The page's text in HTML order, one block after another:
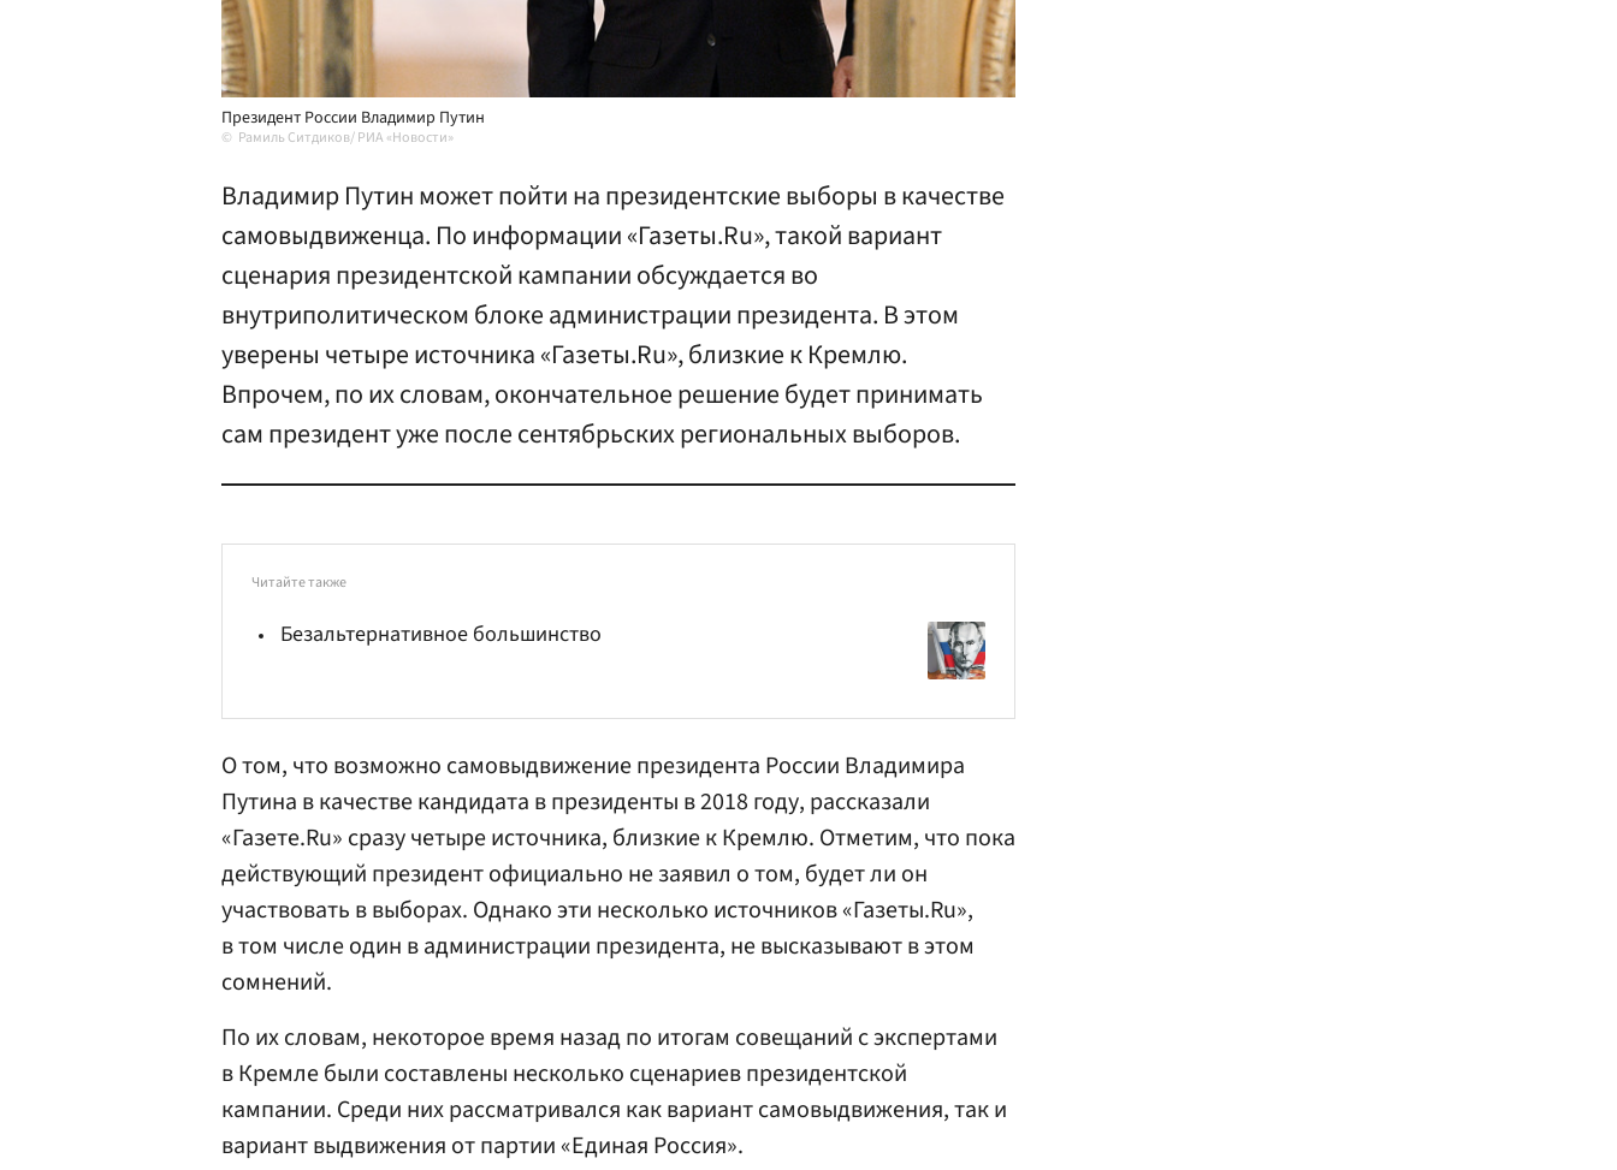
Президент России Владимир Путин
Рамиль Ситдиков/ РИА «Новости»
Владимир Путин может пойти на президентские выборы в качестве
самовыдвиженца. По информации «Газеты.Ru», такой вариант
сценария президентской кампании обсуждается во
внутриполитическом блоке администрации президента. В этом
уверены четыре источника «Газеты.Ru», близкие к Кремлю.
Впрочем, по их словам, окончательное решение будет принимать
сам президент уже после сентябрьских региональных выборов.
Читайте также
Безальтернативное большинство
О том, что возможно самовыдвижение президента России Владимира
Путина в качестве кандидата в президенты в 2018 году, рассказали
«Газете.Ru» сразу четыре источника, близкие к Кремлю. Отметим, что пока
действующий президент официально не заявил о том, будет ли он
участвовать в выборах. Однако эти несколько источников «Газеты.Ru»,
в том числе один вадминистрации президента, не высказывают в этом
сомнений.
По их словам, некоторое время назад по итогам совещаний с экспертами
в Кремле были составлены несколько сценариев президентской
кампании. Среди них рассматривался как вариант самовыдвижения, так и
вариант выдвижения от партии «Единая Россия».